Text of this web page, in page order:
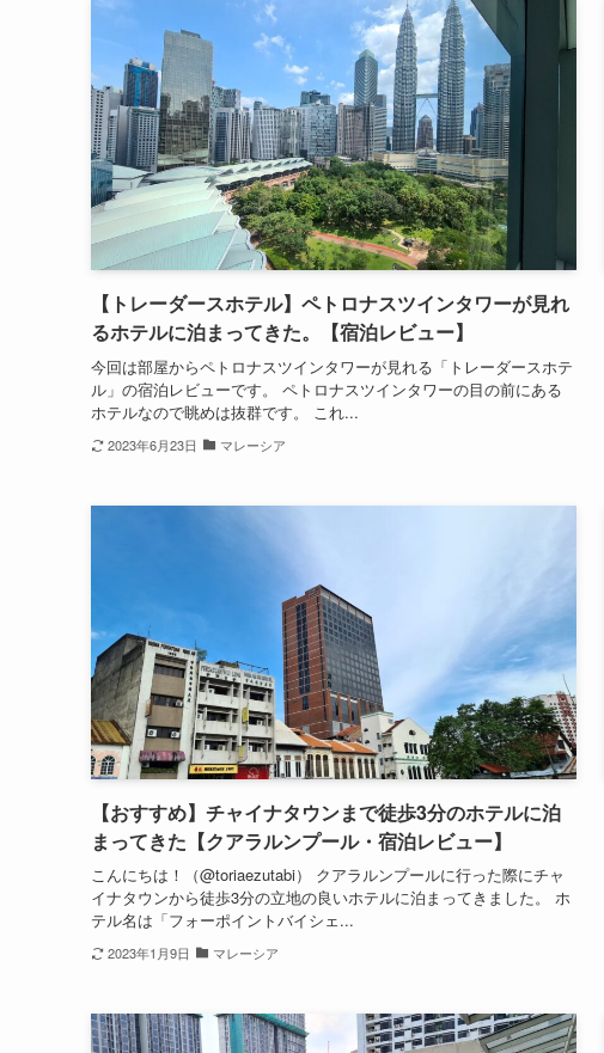
【トレーダースホテル】ペトロナスツインタワーが見れ
るホテルに泊まってきた。【宿泊レビュー】
今回は部屋からペトロナスツインタワーが見れる「トレーダースホテ
ル」の宿泊レビューです。 ペトロナスツインタワーの目の前にある
ホテルなので眺めは抜群です。 これ...
2023年6月23日 マレーシア
【おすすめ】チャイナタウンまで徒歩3分のホテルに泊
まってきた【クアラルンプール・宿泊レビュー】
こんにちは！（@toriaezutabi） クアラルンプールに行った際にチャ
イナタウンから徒歩3分の立地の良いホテルに泊まってきました。 ホ
テル名は「フォーポイントバイシェ...
2023年1月9日 マレーシア